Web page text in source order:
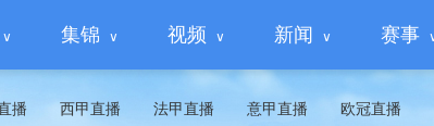
集锦 视频 新闻 赛事
播 西甲直播 法甲直播 意甲直播 欧冠直播